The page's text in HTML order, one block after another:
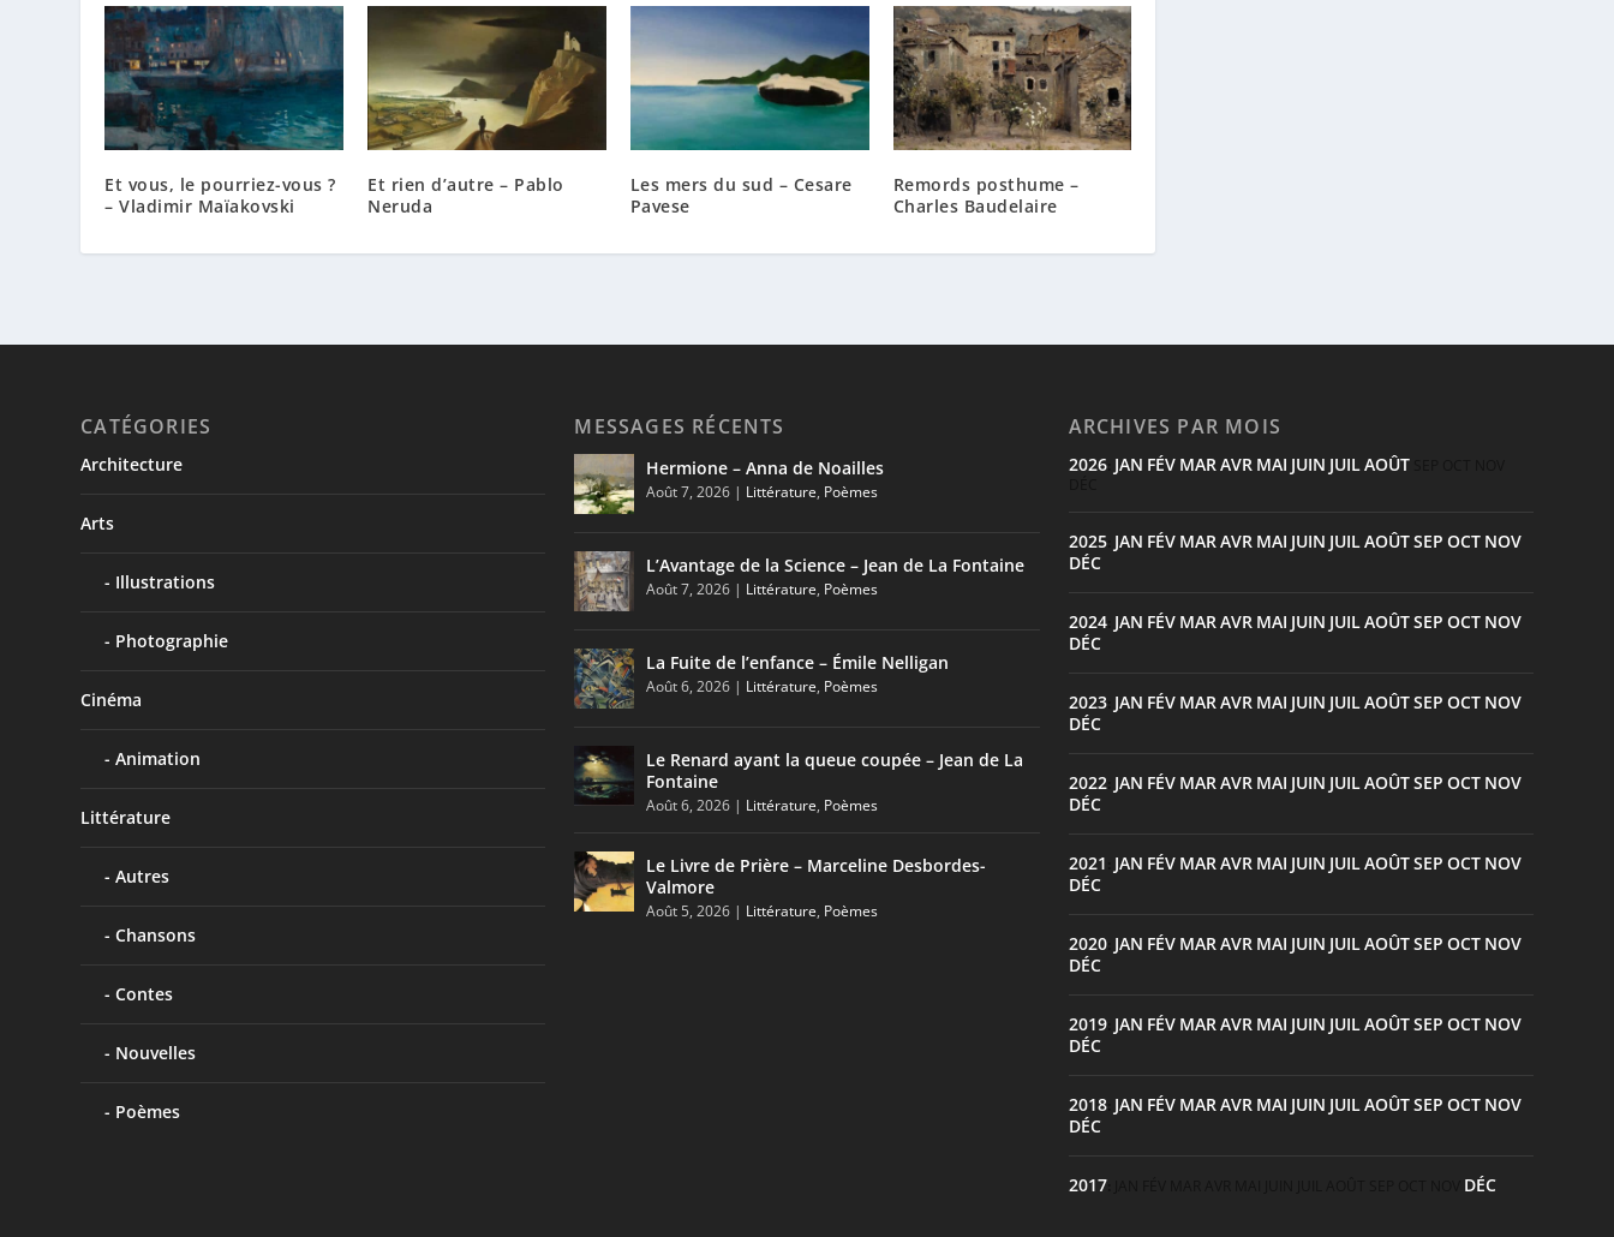
Et vous, le pourriez-vous ?
– Vladimir Maïakovski
Et rien d’autre – Pablo
Neruda
Les mers du sud – Cesare
Pavese
Remords posthume –
Charles Baudelaire
CATÉGORIES
Architecture
Arts
Illustrations
Photographie
Cinéma
Animation
Littérature
Autres
Chansons
Contes
Nouvelles
Poèmes
MESSAGES RÉCENTS
Hermione – Anna de Noailles
Août 7, 2026 | Littérature, Poèmes
L’Avantage de la Science – Jean de La Fontaine
Août 7, 2026 | Littérature, Poèmes
La Fuite de l’enfance – Émile Nelligan
Août 6, 2026 | Littérature, Poèmes
Le Renard ayant la queue coupée – Jean de La
Fontaine
Août 6, 2026 | Littérature, Poèmes
Le Livre de Prière – Marceline Desbordes-
Valmore
Août 5, 2026 | Littérature, Poèmes
ARCHIVES PAR MOIS
2026: JAN FÉV MAR AVR MAI JUIN JUIL AOÛT
2025: JAN FÉV MAR AVR MAI JUIN JUIL AOÛTSEP OCT NOV
DÉC
2024: JAN FÉV MAR AVR MAI JUIN JUIL AOÛTSEP OCT NOV
DÉC
2023: JAN FÉV MAR AVR MAI JUIN JUIL AOÛTSEP OCT NOV
DÉC
2022: JAN FÉV MAR AVR MAI JUIN JUIL AOÛTSEP OCT NOV
DÉC
2021 JAN FÉV MAR AVR MAI JUIN JUIL AOÛTSEP OCT NOV
DÉC
2020: JAN FÉV MAR AVR MAI JUIN JUIL AOÛTSEP OCT NOV
DÉC
2019: JAN FÉV MAR AVR MAI JUIN JUIL AOÛTSEP OCT NOV
DÉC
2018: JAN FÉV MAR AVR MAI JUIN JUIL AOÛTSEP OCT NOV
DÉC
2017: DÉC